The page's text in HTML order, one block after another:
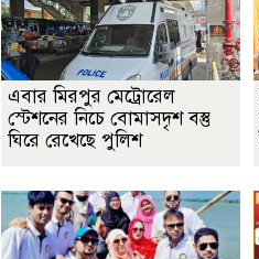
এবার মিরপুর মেট্রোরেল
স্টেশনের নিচে বোমাসদৃশ বস্তু
ঘিরে রেখেছে পুলিশ